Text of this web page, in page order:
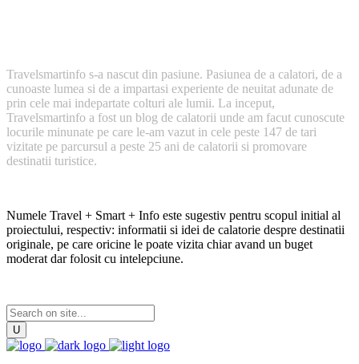
Travelsmartinfo s-a nascut din pasiune. Pasiunea de a calatori, de a
cunoaste lumea si de a impartasi experiente de neuitat adunate de
prin cele mai indepartate colturi ale lumii. La inceput,
Travelsmartinfo a fost un blog de calatorii unde am facut cunoscute
locurile minunate pe care le-am vazut in cele peste 147 de tari
vizitate pe parcursul a peste 25 ani de calatorii si promovare
destinatii turistice.
Numele Travel + Smart + Info este sugestiv pentru scopul initial al
proiectului, respectiv: informatii si idei de calatorie despre destinatii
originale, pe care oricine le poate vizita chiar avand un buget
moderat dar folosit cu intelepciune.